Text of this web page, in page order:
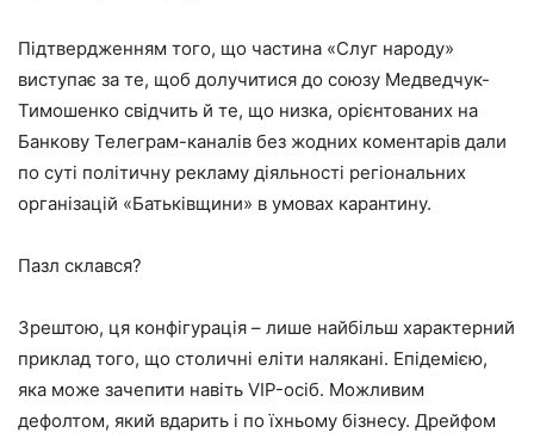
Підтвердженням того, що частина «Слуг народу»
виступає за те, щоб долучитися до союзу Медведчук-
Тимошенко свідчить й те, що низка, орієнтованих на
Банкову Телеграм-каналів без жодних коментарів дали
по суті політичну рекламу діяльності регіональних
організацій «Батьківщини» в умовах карантину.
Пазл склався?
Зрештою, ця конфігурація – лише найбільш характерний
приклад того, що столичні еліти налякані. Епідемією,
яка може зачепити навіть VIP-осіб. Можливим
дефолтом, який вдарить і по їхньому бізнесу. Дрейфом